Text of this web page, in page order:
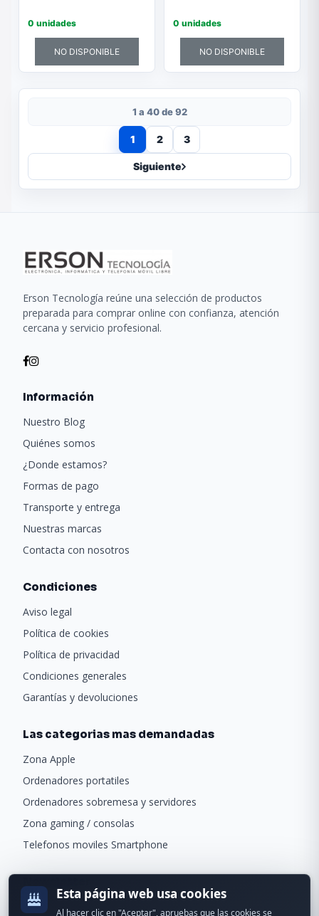
0 unidades
NO DISPONIBLE
0 unidades
NO DISPONIBLE
1 a 40 de 92
1 2 3
Siguiente
Erson Tecnología reúne una selección de productos
preparada para comprar online con confianza, atención
cercana y servicio profesional.
Información
Nuestro Blog
Quiénes somos
¿Donde estamos?
Formas de pago
Transporte y entrega
Nuestras marcas
Contacta con nosotros
Condiciones
Aviso legal
Política de cookies
Política de privacidad
Condiciones generales
Garantías y devoluciones
Las categorias mas demandadas
Zona Apple
Ordenadores portatiles
Ordenadores sobremesa y servidores
Zona gaming / consolas
Telefonos moviles Smartphone
Recibe ofertas exclusivas y novedades.
Esta página web usa cookies
Al hacer clic en "Aceptar", apruebas que las cookies se